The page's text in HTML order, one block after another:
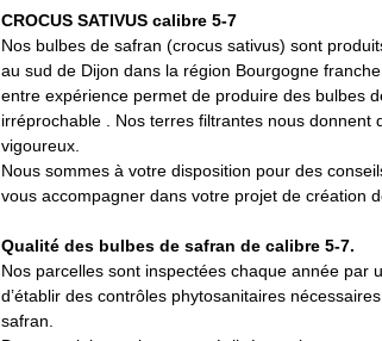
CROCUS SATIVUS calibre 5-7
Nos bulbes de safran (crocus sativus) sont
au sud de Dijon dans la région Bourgogne
entre expérience permet de produire des bulbes
irréprochable . Nos terres filtrantes nous donnent
vigoureux.
Nous sommes à votre disposition pour des
vous accompagner dans votre projet de création
Qualité des bulbes de safran de calibre 5-7.
Nos parcelles sont inspectées chaque année par
d’établir des contrôles phytosanitaires
safran.